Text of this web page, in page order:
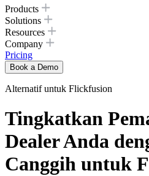
Products
Solutions
Resources
Company
Pricing
Book a Demo
Alternatif untuk Flickfusion
Tingkatkan
Dealer Anda
Canggih untuk